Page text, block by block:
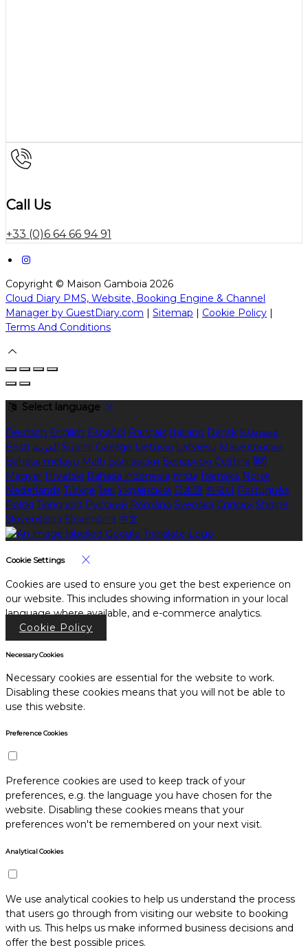
Call Us
+33 (0)6 64 66 94 91
Copyright © Maison Gamboia 2026
Cloud Diary PMS, Website, Booking Engine & Channel
Manager by GuestDiary.com | Sitemap | Cookie Policy |
Terms And Conditions
Select language
Deutsch English Español Français Italiano Dansk Ελληνικά
Eesti العربية Suomi Gaeilge Lietuvių Latviešu Македонски
Bahasa melayu Malti Български Беларускі Čeština हिंदी
Magyar Hrvatski Bahasa indonesia עברית Íslenska Norsk
Nederlands Türkçe ไทย Українська 日本語 한국어 Português
Polski Tiếng việt Русский Română Svenska Српски Shqipe
Slovenščina Slovenčina 中文
Cookie Settings
Cookies are used to ensure you get the best experience on
our website. This includes showing information in your local
language where available, and e-commerce analytics.
Cookie Policy
Necessary Cookies
Necessary cookies are essential for the website to work.
Disabling these cookies means that you will not be able to
use this website.
Preference Cookies
Preference cookies are used to keep track of your
preferences, e.g. the language you have chosen for the
website. Disabling these cookies means that your
preferences won't be remembered on your next visit.
Analytical Cookies
We use analytical cookies to help us understand the process
that users go through from visiting our website to booking
with us. This helps us make informed business decisions and
offer the best possible prices.